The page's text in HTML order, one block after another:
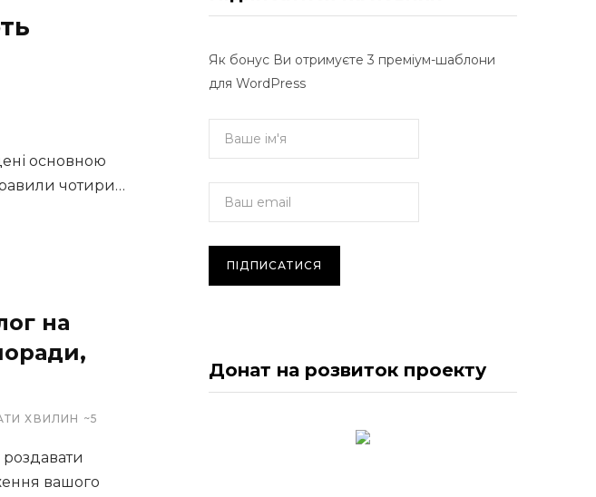
основною
чотири…
на
ХВИЛИН ~5
вашого
Як бонус Ви отримуєте 3 преміум-шаблони
для WordPress
Донат на розвиток проекту